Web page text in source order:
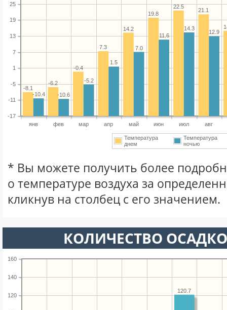
янв фев мар апр май июн июл авг
-17
-11
-5
1
7
13
19
25
21.1
22.5
19.8
14.2
7.3
-0.4
-6.2
-8.1
12.9
14.3
11.6
7.0
1.5
-5.2
-10.6
-10.4
Температура
днем
Температура
ночью
* Вы можете получить более
о температуре воздуха за
кликнув на столбец с его значением.
КОЛИЧЕСТВО
120
140
160
120.7